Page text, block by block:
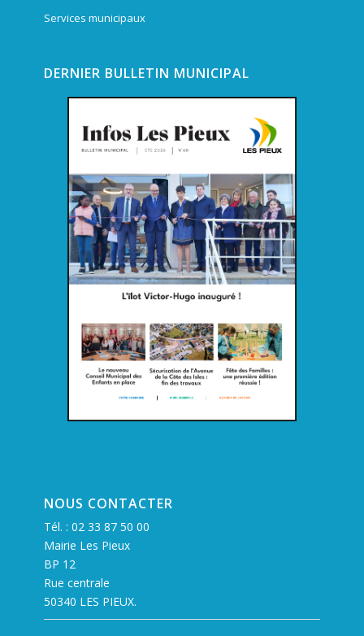
Services municipaux
DERNIER BULLETIN MUNICIPAL
NOUS CONTACTER
Tél. : 02 33 87 50 00
Mairie Les Pieux
BP 12
Rue centrale
50340 LES PIEUX.